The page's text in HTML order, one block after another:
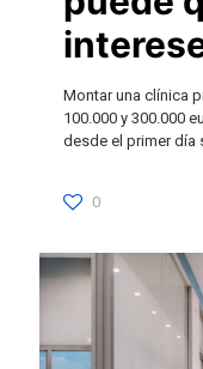
Montar una clínica
100.000 y 300.000
desde el primer día
0